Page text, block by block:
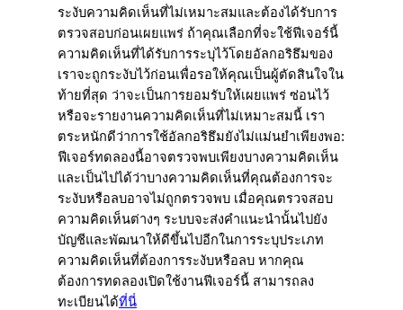
ระงับความคิดเห็นที่ไม่เหมาะสมและต้องได้รับการ
ตรวจสอบก่อนเผยแพร่ ถ้าคุณเลือกที่จะใช้ฟีเจอร์นี้
ความคิดเห็นที่ได้รับการระบุไว้โดยอัลกอริธึมของ
เราจะถูกระงับไว้ก่อนเพื่อรอให้คุณเป็นผู้ตัดสินใจใน
ท้ายที่สุด ว่าจะเป็นการยอมรับให้เผยแพร่ ซ่อนไว้
หรือจะรายงานความคิดเห็นที่ไม่เหมาะสมนี้ เรา
ตระหนักดีว่าการใช้อัลกอริธึมยังไม่แม่นยำเพียงพอ:
ฟีเจอร์ทดลองนี้อาจตรวจพบเพียงบางความคิดเห็น
และเป็นไปได้ว่าบางความคิดเห็นที่คุณต้องการจะ
ระงับหรือลบอาจไม่ถูกตรวจพบ เมื่อคุณตรวจสอบ
ความคิดเห็นต่างๆ ระบบจะส่งคำแนะนำนั้นไปยัง
บัญชีและพัฒนาให้ดีขึ้นไปอีกในการระบุประเภท
ความคิดเห็นที่ต้องการระงับหรือลบ หากคุณ
ต้องการทดลองเปิดใช้งานฟีเจอร์นี้ สามารถลง
ทะเบียนได้ที่นี่